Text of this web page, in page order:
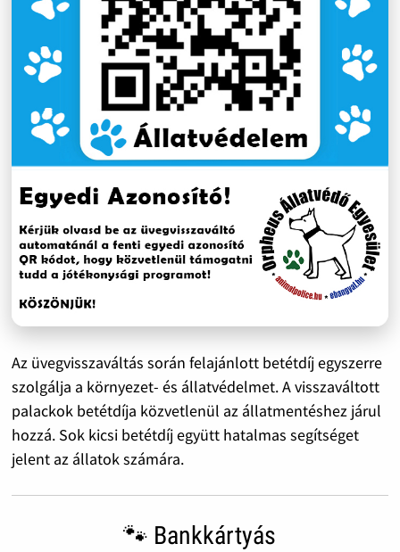
Az üvegvisszaváltás során felajánlott betétdíj egyszerre
szolgálja a környezet- és állatvédelmet. A visszaváltott
palackok betétdíja közvetlenül az állatmentéshez járul
hozzá. Sok kicsi betétdíj együtt hatalmas segítséget
jelent az állatok számára.
🐾 Bankkártyás